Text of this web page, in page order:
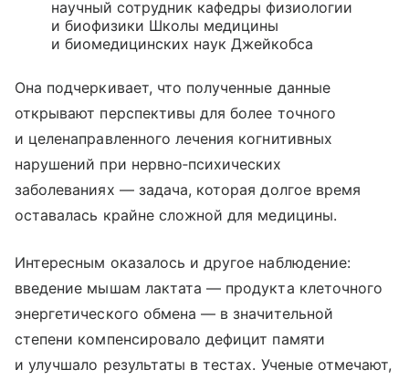
научный сотрудник кафедры физиологии
и биофизики Школы медицины
и биомедицинских наук Джейкобса
Она подчеркивает, что полученные данные
открывают перспективы для более точного
и целенаправленного лечения когнитивных
нарушений при нервно‑психических
заболеваниях — задача, которая долгое время
оставалась крайне сложной для медицины.
Интересным оказалось и другое наблюдение:
введение мышам лактата — продукта клеточного
энергетического обмена — в значительной
степени компенсировало дефицит памяти
и улучшало результаты в тестах. Ученые отмечают,